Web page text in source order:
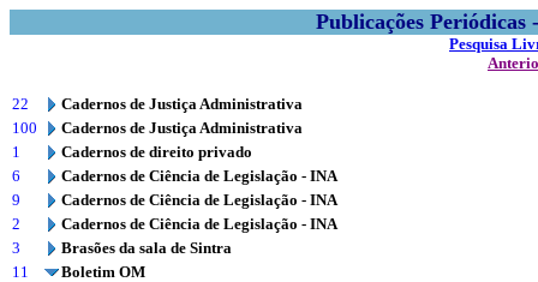
Publicações
Pesquisa
22
Cadernos de Justiça Administrativa
100
Cadernos de Justiça Administrativa
1
Cadernos de direito privado
6
Cadernos de Ciência de Legislação - INA
9
Cadernos de Ciência de Legislação - INA
2
Cadernos de Ciência de Legislação - INA
3
Brasões da sala de Sintra
11
Boletim OM